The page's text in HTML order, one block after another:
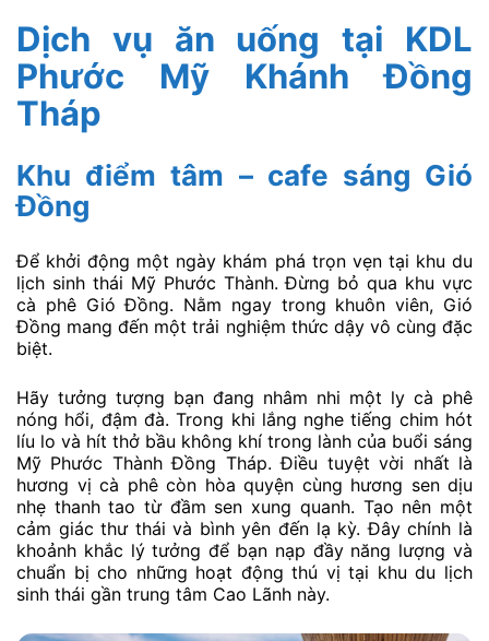
Dịch vụ ăn uống tại KDL
Phước Mỹ Khánh Đồng
Tháp
Khu điểm tâm – cafe sáng Gió
Đồng
Để khởi động một ngày khám phá trọn vẹn tại khu du
lịch sinh thái Mỹ Phước Thành. Đừng bỏ qua khu vực
cà phê Gió Đồng. Nằm ngay trong khuôn viên, Gió
Đồng mang đến một trải nghiệm thức dậy vô cùng đặc
biệt.